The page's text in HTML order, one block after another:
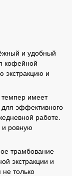
и удобный
кофейной
экстракцию и
имеет
эффективного
работе.
и ровную
трамбование
экстракции и
не только